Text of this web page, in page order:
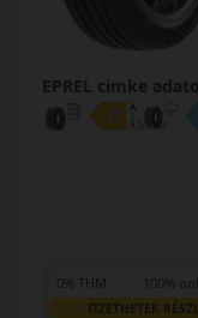
EPREL cimke
0% THM 100%
FIZETHETEK